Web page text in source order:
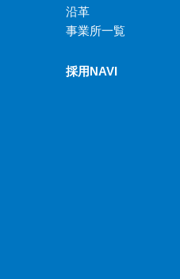
沿革
事業所一覧
採用NAVI